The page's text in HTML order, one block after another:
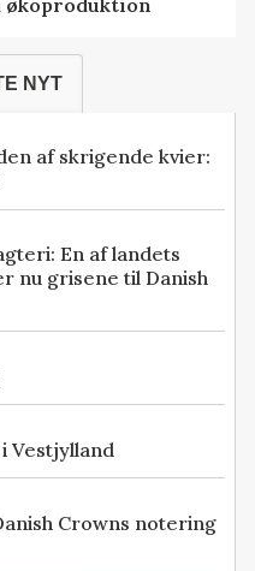
NYT
af skrigende kvier:
En af landets
nu grisene til Danish
Vestjylland
Crowns notering